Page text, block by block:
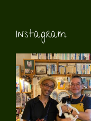
Instagram